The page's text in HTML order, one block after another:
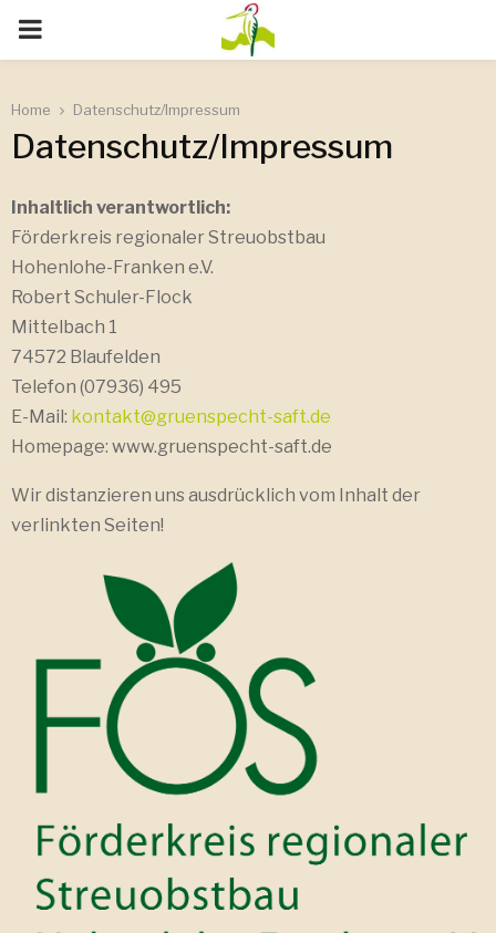
PRIMARY
Home Datenschutz/Impressum
Datenschutz/Impressum
Inhaltlich verantwortlich:
Förderkreis regionaler Streuobstbau
Hohenlohe-Franken e.V.
Robert Schuler-Flock
Mittelbach 1
74572 Blaufelden
Telefon (07936) 495
E-Mail: kontakt@gruenspecht-saft.de
Homepage: www.gruenspecht-saft.de
Wir distanzieren uns ausdrücklich vom Inhalt der
verlinkten Seiten!